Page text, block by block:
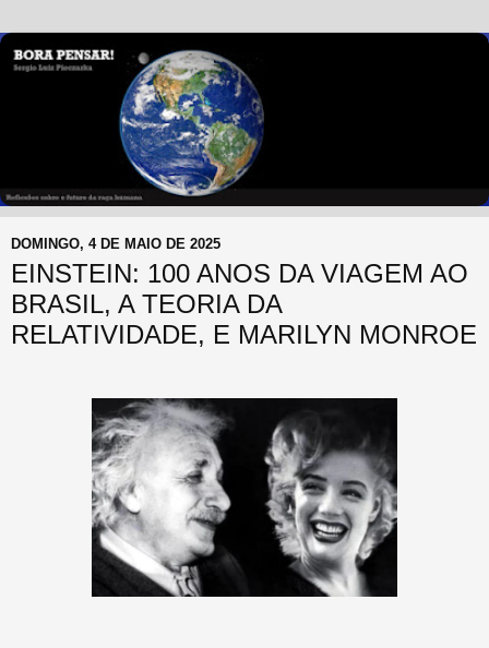
DOMINGO, 4 DE MAIO DE 2025
EINSTEIN: 100 ANOS DA VIAGEM AO
BRASIL, A TEORIA DA
RELATIVIDADE, E MARILYN MONROE